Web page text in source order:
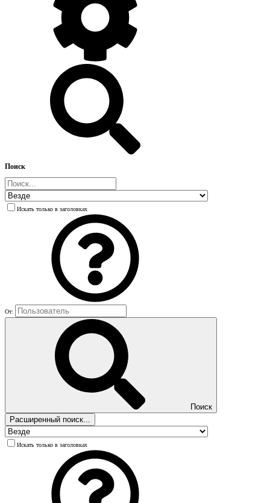
Поиск
Искать только в заголовках
От:
Поиск
Расширенный поиск...
Искать только в заголовках